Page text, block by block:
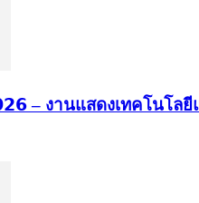
งานแสดงเทคโนโลยี